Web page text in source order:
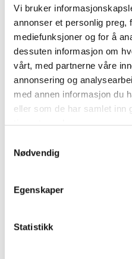
Vi bruker
annonser et personlig preg,
mediefunksjoner og for å
dessuten informasjon om
vårt, med partnerne våre
annonsering og
med annen informasjon du
eller som de har samlet inn
Nødvendig
Egenskaper
Statistikk
convallis ultrices.
rhoncus bibendum non
ac felis congue
vestibulum nec convallis
Cras neque ante, tempor
nibh. Sed tempor ex vel
ipsum quam, molestie
efficitur lacus. Duis
pretium, urna felis
quam leo id dolor. Nam
tristique sodales.